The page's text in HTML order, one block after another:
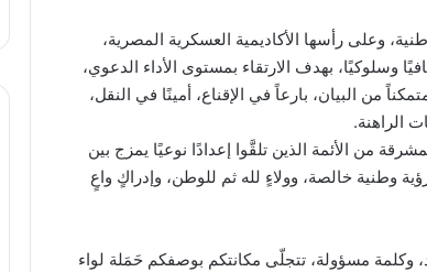
وعلى رأسها الأكاديمية العسكرية المصرية،
وسلوكيًا، بهدف الارتقاء بمستوى الأداء الدعوي،
من البيان، بارعاً في الإقناع، أمينًا في النقل،
الراهنة.
من الأئمة الذين تلقَّوا إعدادًا نوعيًا يمزج بين
وطنية خالصة، وولاءٍ لله ثم للوطن، وإدراكٍ واعٍ
مسؤولة، تتجلّى مكانتكم بوصفكم حَمَلة لواء